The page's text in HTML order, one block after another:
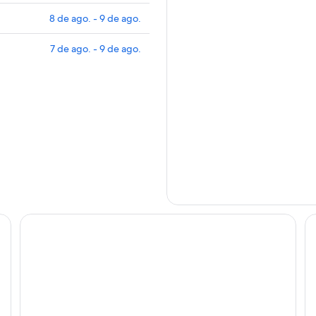
8 de ago. - 9 de ago.
7 de ago. - 9 de ago.
Judge & Jury Village